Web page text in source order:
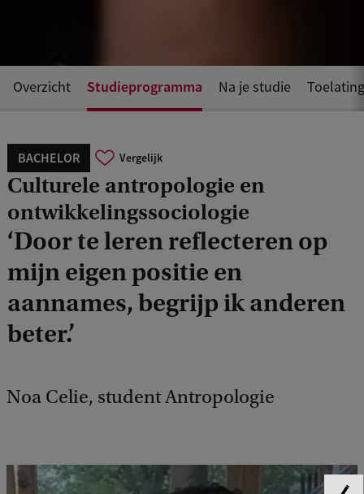
BACHELOR Vergelijk
Culturele antropologie en
ontwikkelingssociologie
‘Door te leren reflecteren op
mijn eigen positie en
aannames, begrijp ik anderen
beter.’
Noa Celie, student Antropologie
Overzicht Studieprogramma Na je studie